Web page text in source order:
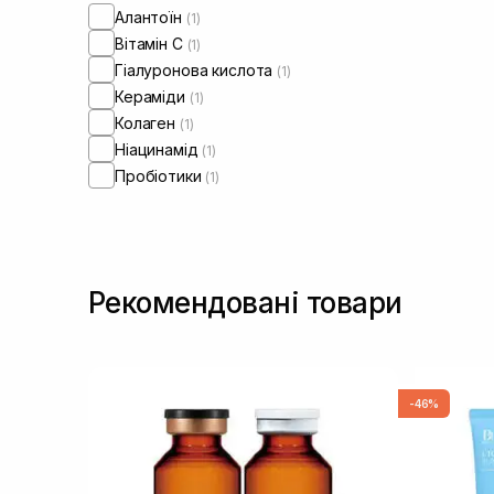
Алантоїн (1)
Вітамін C (1)
Гіалуронова кислота (1)
Кераміди (1)
Колаген (1)
Ніацинамід (1)
Пробіотики (1)
Рекомендовані товари
-46%